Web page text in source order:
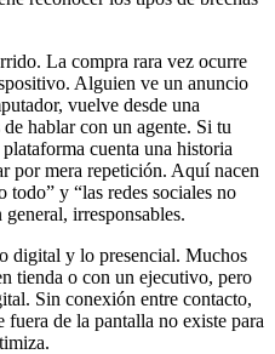
La compra rara vez ocurre
Alguien ve un anuncio
vuelve desde una
hablar con un agente. Si tu
cuenta una historia
por mera repetición. Aquí nacen
y “las redes sociales no
irresponsables.
digital y lo presencial. Muchos
tienda o con un ejecutivo, pero
Sin conexión entre contacto,
de la pantalla no existe para